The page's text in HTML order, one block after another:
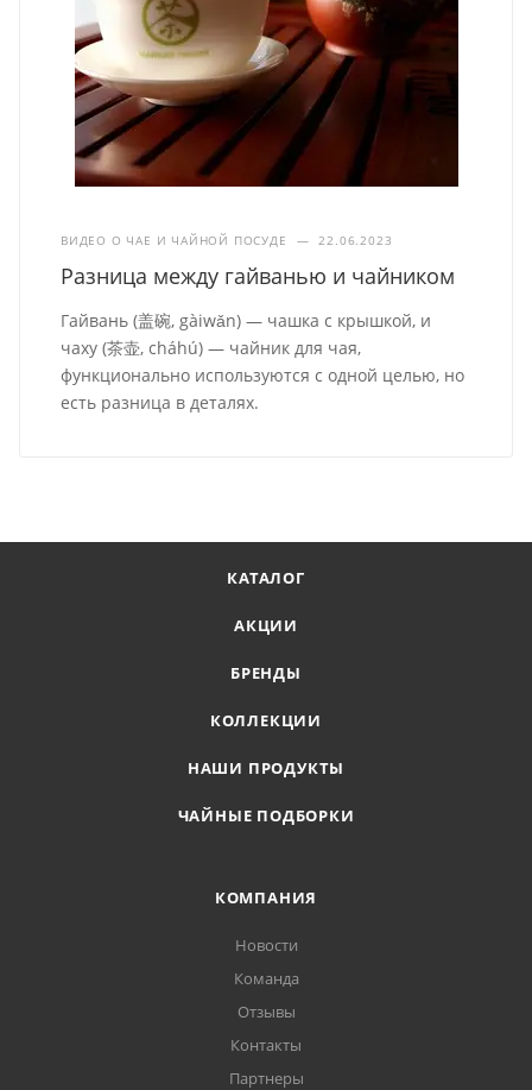
ВИДЕО О ЧАЕ И ЧАЙНОЙ ПОСУДЕ — 22.06.2023
Разница между гайванью и чайником
Гайвань (盖碗, gàiwǎn) — чашка с крышкой, и
чаху (茶壶, cháhú) — чайник для чая,
функционально используются с одной целью, но
есть разница в деталях.
КАТАЛОГ
АКЦИИ
БРЕНДЫ
КОЛЛЕКЦИИ
НАШИ ПРОДУКТЫ
ЧАЙНЫЕ ПОДБОРКИ
КОМПАНИЯ
Новости
Команда
Отзывы
Контакты
Партнеры